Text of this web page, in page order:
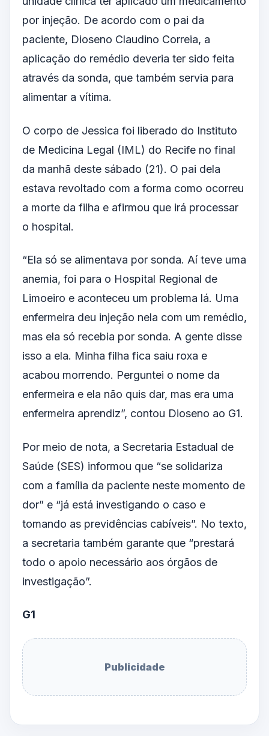
por injeção. De acordo com o pai da
paciente, Dioseno Claudino Correia, a
aplicação do remédio deveria ter sido feita
através da sonda, que também servia para
alimentar a vítima.
O corpo de Jessica foi liberado do Instituto
de Medicina Legal (IML) do Recife no final
da manhã deste sábado (21). O pai dela
estava revoltado com a forma como ocorreu
a morte da filha e afirmou que irá processar
o hospital.
“Ela só se alimentava por sonda. Aí teve uma
anemia, foi para o Hospital Regional de
Limoeiro e aconteceu um problema lá. Uma
enfermeira deu injeção nela com um remédio,
mas ela só recebia por sonda. A gente disse
isso a ela. Minha filha fica saiu roxa e
acabou morrendo. Perguntei o nome da
enfermeira e ela não quis dar, mas era uma
enfermeira aprendiz”, contou Dioseno ao G1.
Por meio de nota, a Secretaria Estadual de
Saúde (SES) informou que “se solidariza
com a família da paciente neste momento de
dor” e “já está investigando o caso e
tomando as previdências cabíveis”. No texto,
a secretaria também garante que “prestará
todo o apoio necessário aos órgãos de
investigação”.
G1
Publicidade